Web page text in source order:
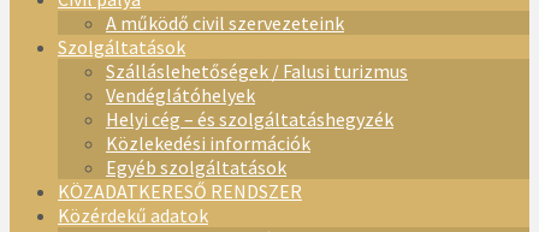
A működő civil szervezeteink
Szolgáltatások
Szálláslehetőségek / Falusi turizmus
Vendéglátóhelyek
Helyi cég – és szolgáltatáshegyzék
Közlekedési információk
Egyéb szolgáltatások
KÖZADATKERESŐ RENDSZER
Közérdekű adatok